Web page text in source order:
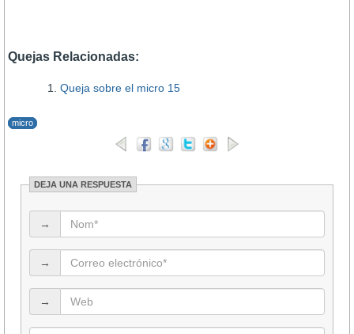
Quejas Relacionadas:
Queja sobre el micro 15
micro
DEJA UNA RESPUESTA
→
→
→